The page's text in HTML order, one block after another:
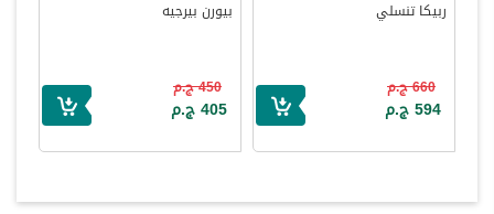
ربيكا تنسلي
660 ج.م
594 ج.م
بيورن بيرجيه
450 ج.م
405 ج.م